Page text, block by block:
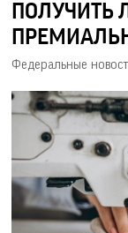
ПОЛУЧИТЬ
Федеральные